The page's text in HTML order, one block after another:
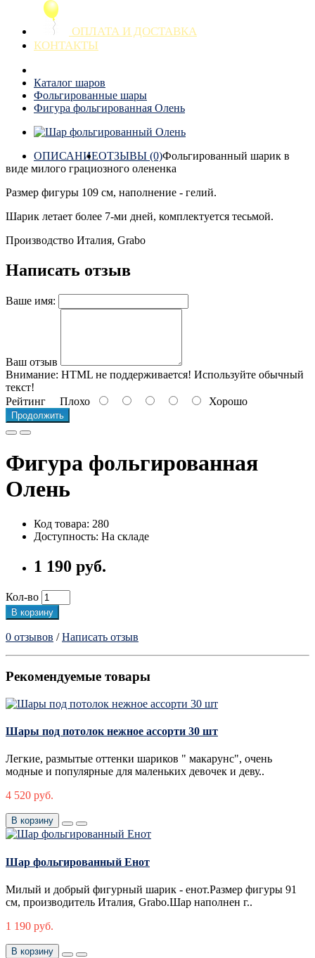
ОПЛАТА И ДОСТАВКА
КОНТАКТЫ
Каталог шаров
Фольгированные шары
Фигура фольгированная Олень
ОПИСАНИЕОТЗЫВЫ (0)Фольгированный шарик в
виде милого грациозного олененка
Размер фигуры 109 см, наполнение - гелий.
Шарик летает более 7-ми дней, комплектуется тесьмой.
Производство Италия, Grabo
Написать отзыв
Ваше имя:
Ваш отзыв
Внимание: HTML не поддерживается! Используйте обычный
текст!
Рейтинг Плохо Хорошо
Продолжить
Фигура фольгированная
Олень
Код товара: 280
Доступность: На складе
1 190 руб.
Кол-во
В корзину
0 отзывов /Написать отзыв
Рекомендуемые товары
Шары под потолок нежное ассорти 30 шт
Легкие, размытые оттенки шариков " макарунс", очень
модные и популярные для маленьких девочек и деву..
4 520 руб.
В корзину
Шар фольгированный Енот
Милый и добрый фигурный шарик - енот.Размер фигуры 91
см, производитель Италия, Grabo.Шар наполнен г..
1 190 руб.
В корзину